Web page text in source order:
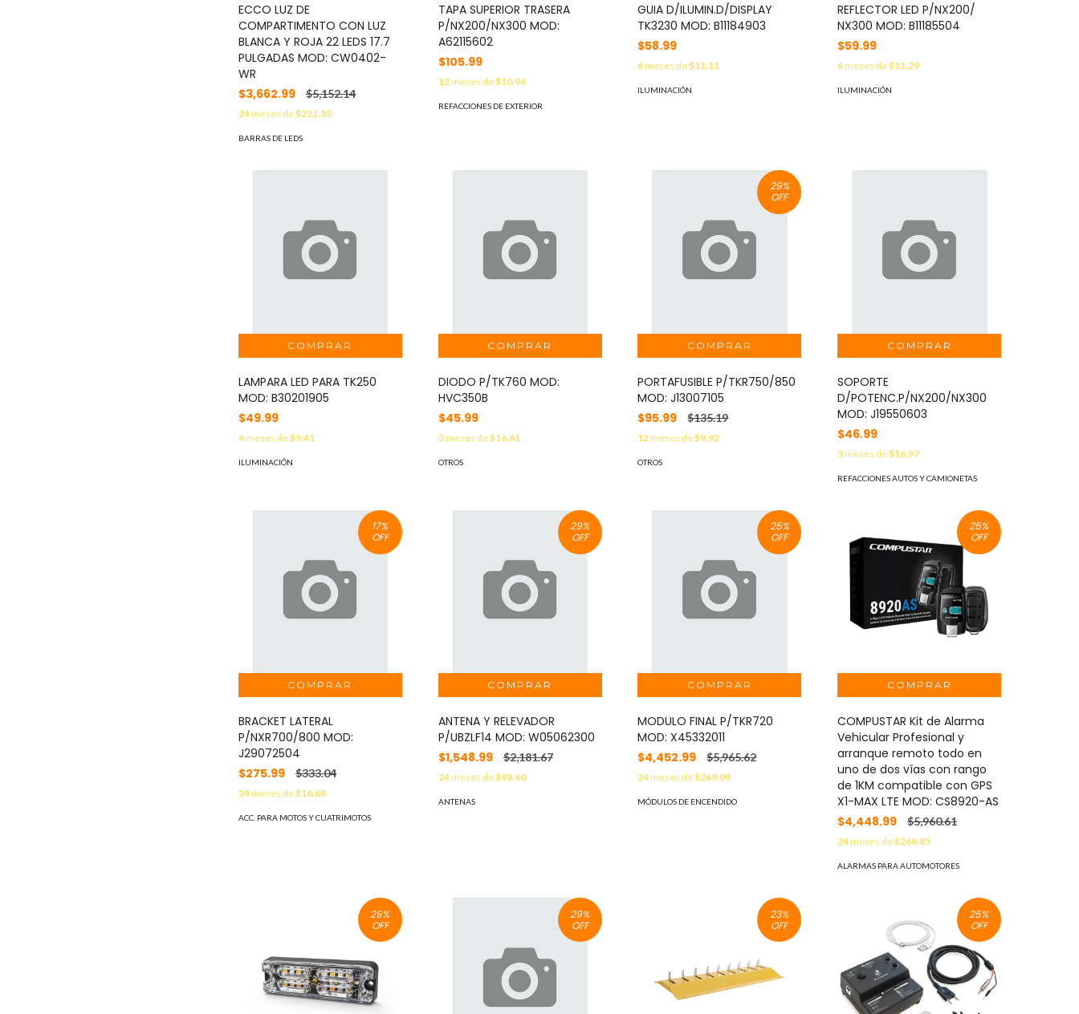
ECCO LUZ DE
COMPARTIMENTO CON LUZ
BLANCA Y ROJA 22 LEDS 17.7
PULGADAS MOD: CW0402-
WR
$3,662.99
$5,152.14
24meses de$221.35
BARRAS DE LEDS
TAPA SUPERIOR TRASERA
P/NX200/NX300 MOD:
A62115602
$105.99
12meses de$10.96
REFACCIONES DE EXTERIOR
GUIA D/ILUMIN.D/DISPLAY
TK3230 MOD: B11184903
$58.99
6meses de$11.11
ILUMINACIÓN
REFLECTOR LED P/NX200/
NX300 MOD: B11185504
$59.99
6meses de$11.29
ILUMINACIÓN
LAMPARA LED PARA TK250
MOD: B30201905
$49.99
6meses de$9.41
ILUMINACIÓN
DIODO P/TK760 MOD:
HVC350B
$45.99
3meses de$16.61
OTROS
29%
OFF
PORTAFUSIBLE P/TKR750/850
MOD: J13007105
$95.99
$135.19
12meses de$9.92
OTROS
SOPORTE
D/POTENC.P/NX200/NX300
MOD: J19550603
$46.99
3meses de$16.97
REFACCIONES AUTOS Y CAMIONETAS
17%
OFF
BRACKET LATERAL
P/NXR700/800 MOD:
J29072504
$275.99
$333.04
24meses de$16.68
ACC. PARA MOTOS Y CUATRIMOTOS
29%
OFF
ANTENA Y RELEVADOR
P/UBZLF14 MOD: W05062300
$1,548.99
$2,181.67
24meses de$93.60
ANTENAS
25%
OFF
MODULO FINAL P/TKR720
MOD: X45332011
$4,452.99
$5,965.62
24meses de$269.09
MÓDULOS DE ENCENDIDO
25%
OFF
COMPUSTAR Kit de Alarma
Vehicular Profesional y
arranque remoto todo en
uno de dos vías con rango
de 1KM compatible con GPS
X1-MAX LTE MOD: CS8920-AS
$4,448.99
$5,960.61
24meses de$268.85
ALARMAS PARA AUTOMOTORES
29%
OFF
29%
OFF
23%
OFF
25%
OFF